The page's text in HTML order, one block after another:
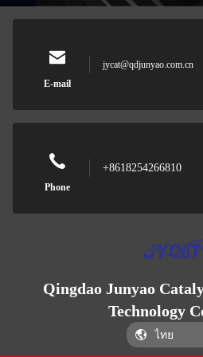
E-mail
jycat@qdjunyao.com.cn
Phone
+8618254266810
Qingdao Junyao
Technology